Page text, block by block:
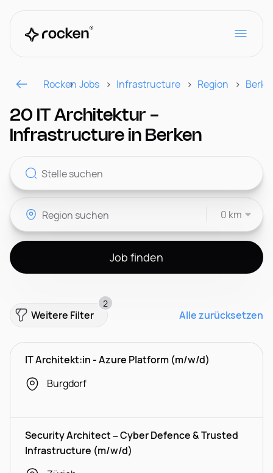
Für Arbeitgeber
Kontakt
CH
Rocken Jobs Infrastructure Region
20 IT Architektur -
Infrastructure in Berken
0 km
Job finden
Weitere Filter
2
Alle zurücksetzen
IT Architekt:in - Azure Platform (m/w/d)
Burgdorf
Security Architect – Cyber Defence & Trusted
Infrastructure (m/w/d)